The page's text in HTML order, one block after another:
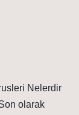
Nelerdir
olarak